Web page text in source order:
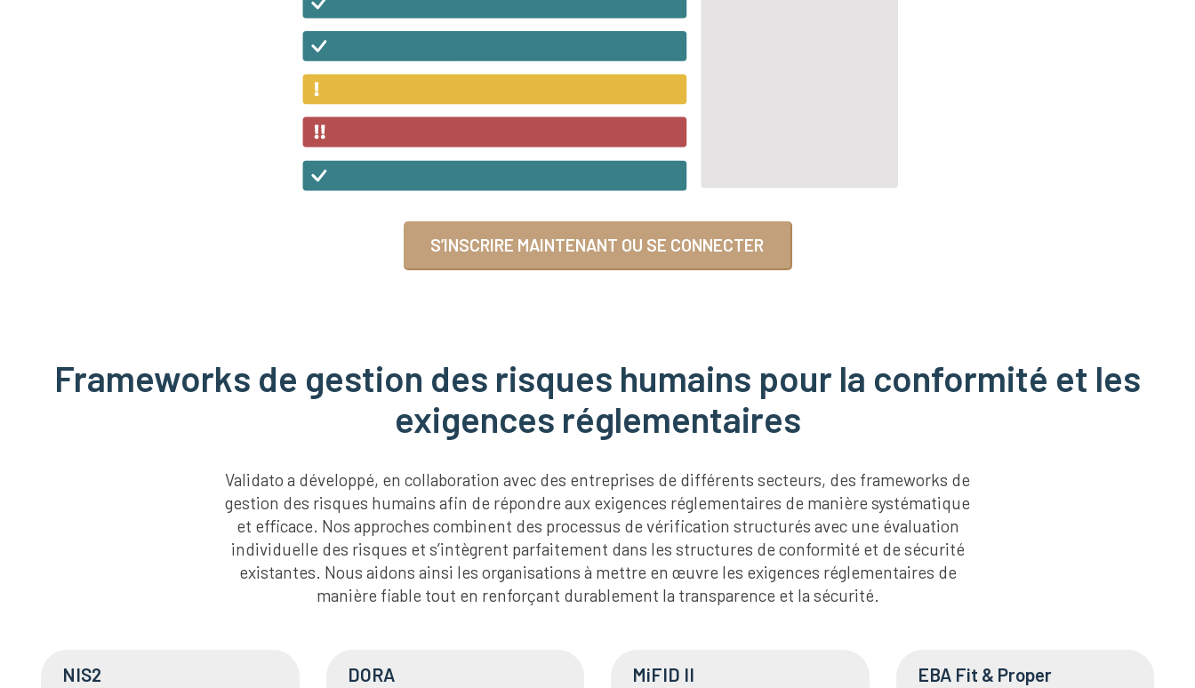
S’INSCRIRE MAINTENANT OU SE CONNECTER
Frameworks de gestion des risques humains pour la conformité et les
exigences réglementaires
Validato a développé, en collaboration avec des entreprises de différents secteurs, des frameworks de
gestion des risques humains afin de répondre aux exigences réglementaires de manière systématique
et efficace. Nos approches combinent des processus de vérification structurés avec une évaluation
individuelle des risques et s’intègrent parfaitement dans les structures de conformité et de sécurité
existantes. Nous aidons ainsi les organisations à mettre en œuvre les exigences réglementaires de
manière fiable tout en renforçant durablement la transparence et la sécurité.
NIS2 DORA MiFID II EBA Fit & Proper